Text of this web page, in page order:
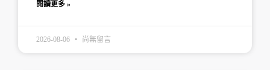
閱讀更多 »
2026-08-06 尚無留言